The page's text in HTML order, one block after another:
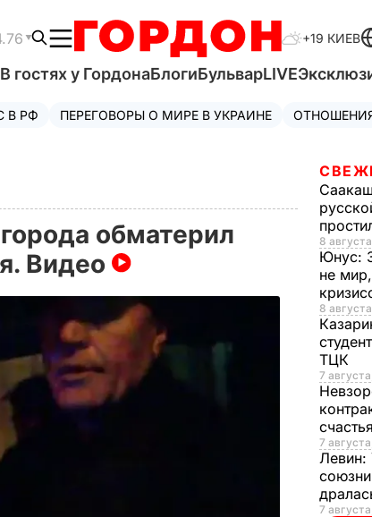
+19 КИЕВ
В гостях у ГордонаБлогиБульварLIVE
В РФ ПЕРЕГОВОРЫ О МИРЕ В УКРАИНЕ
обматерил
Видео
8
Юнус:
не
8
ТЦК
7
счастья
7
Левин:
7